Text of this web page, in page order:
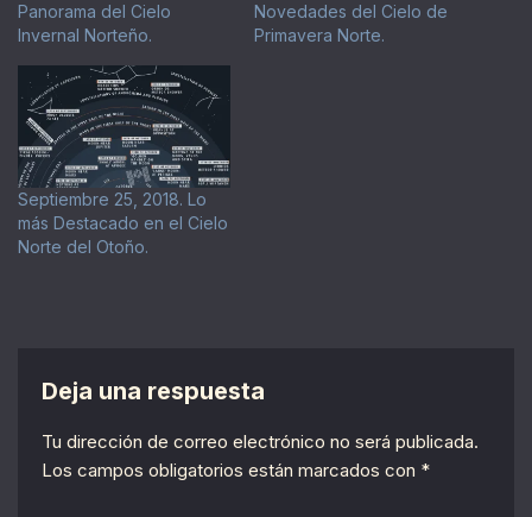
Panorama del Cielo
Invernal Norteño.
Novedades del Cielo de
Primavera Norte.
Septiembre 25, 2018. Lo
más Destacado en el Cielo
Norte del Otoño.
Deja una respuesta
Tu dirección de correo electrónico no será publicada.
Los campos obligatorios están marcados con *